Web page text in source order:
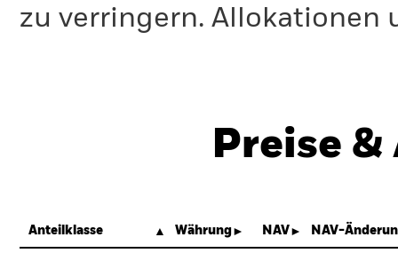
zu verringern. Allokationen
Preise
Anteilklasse Währung NAV NAV-